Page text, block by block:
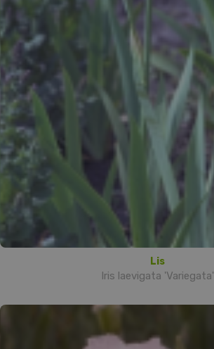
Lis
Iris laevigata 'Variegata'